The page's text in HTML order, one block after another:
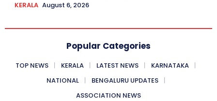
KERALA August 6, 2026
Popular Categories
TOP NEWS KERALA LATEST NEWS
KARNATAKA
NATIONAL
BENGALURU UPDATES
ASSOCIATION NEWS